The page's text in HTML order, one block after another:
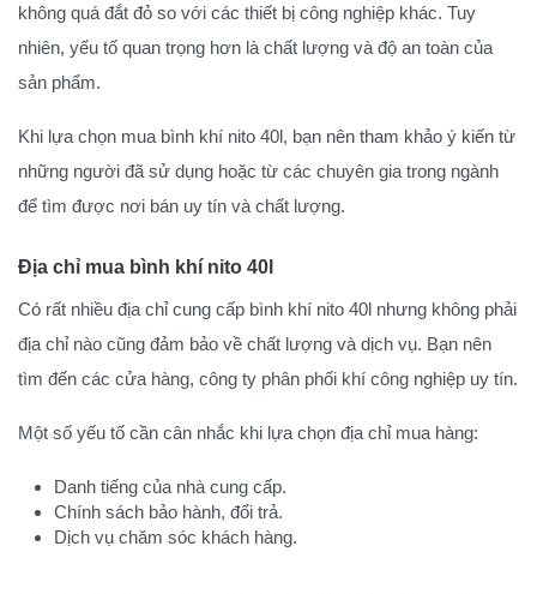
không quá đắt đỏ so với các thiết bị công nghiệp khác. Tuy
nhiên, yếu tố quan trọng hơn là chất lượng và độ an toàn của
sản phẩm.
Khi lựa chọn mua bình khí nito 40l, bạn nên tham khảo ý kiến từ
những người đã sử dụng hoặc từ các chuyên gia trong ngành
để tìm được nơi bán uy tín và chất lượng.
Địa chỉ mua bình khí nito 40l
Có rất nhiều địa chỉ cung cấp bình khí nito 40l nhưng không phải
địa chỉ nào cũng đảm bảo về chất lượng và dịch vụ. Bạn nên
tìm đến các cửa hàng, công ty phân phối khí công nghiệp uy tín.
Một số yếu tố cần cân nhắc khi lựa chọn địa chỉ mua hàng:
Danh tiếng của nhà cung cấp.
Chính sách bảo hành, đổi trả.
Dịch vụ chăm sóc khách hàng.